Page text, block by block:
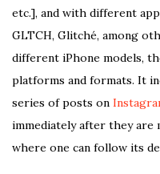
etc.], and with different
GLTCH, Glitché, among
different iPhone models,
platforms and formats. It
series of posts on
immediately after they are
where one can follow its